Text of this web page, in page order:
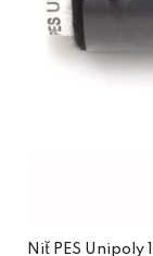
Niť PES Unipoly